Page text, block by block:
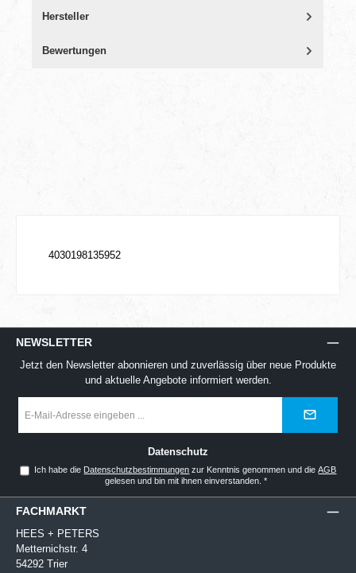
Hersteller
Bewertungen
4030198135952
NEWSLETTER
Jetzt den Newsletter abonnieren und zuverlässig über neue Produkte
und aktuelle Angebote informiert werden.
Mail-
Datenschutz
Ich habe die Datenschutzbestimmungen zur Kenntnis genommen und dieAGB
gelesen und bin mit ihnen einverstanden. *
FACHMARKT
HEES + PETERS
Metternichstr. 4
54292 Trier